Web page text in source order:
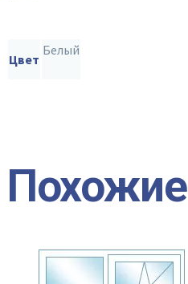
Цвет
Белый
Похожие